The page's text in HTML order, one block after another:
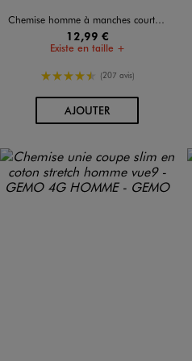
Chemise homme à manches courtes coupe Regular - Repassage facile
12,99 €
Existe en taille +
4.5/5 de moyenne
(207 avis)
AJOUTERAU PANIER